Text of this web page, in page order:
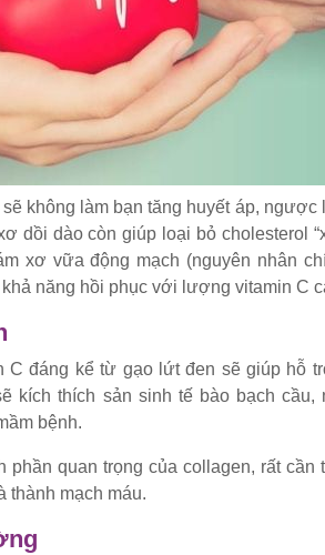
không làm bạn tăng huyết áp, ngược
dồi dào còn giúp loại bỏ cholesterol
xơ vữa động mạch (nguyên nhân
năng hồi phục với lượng vitamin C
C đáng kể từ gạo lứt đen sẽ giúp hỗ
kích thích sản sinh tế bào bạch cầu,
bệnh.
phần quan trọng của collagen, rất cần
thành mạch máu.